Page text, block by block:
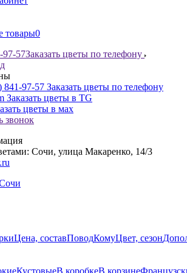
товары0
97-57Заказать цветы по телефону
841-97-57 Заказать цветы по телефону
Заказать цветы в TG
цветы в мах
звонок
Сочи, улица Макаренко, 14/3
Цена, составПоводКомуЦвет, сезон
КустовыеВ коробкеВ корзине